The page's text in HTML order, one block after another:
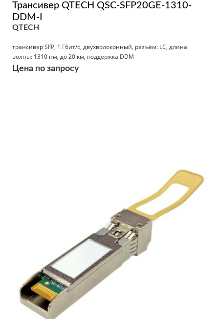
Трансивер QTECH QSC-SFP20GE-1310-
DDM-I
QTECH
трансивер SFP, 1 Гбит/с, двухволоконный, разъём: LC, длина
волны: 1310 нм, до 20 км, поддержка DDM
Цена по запросу